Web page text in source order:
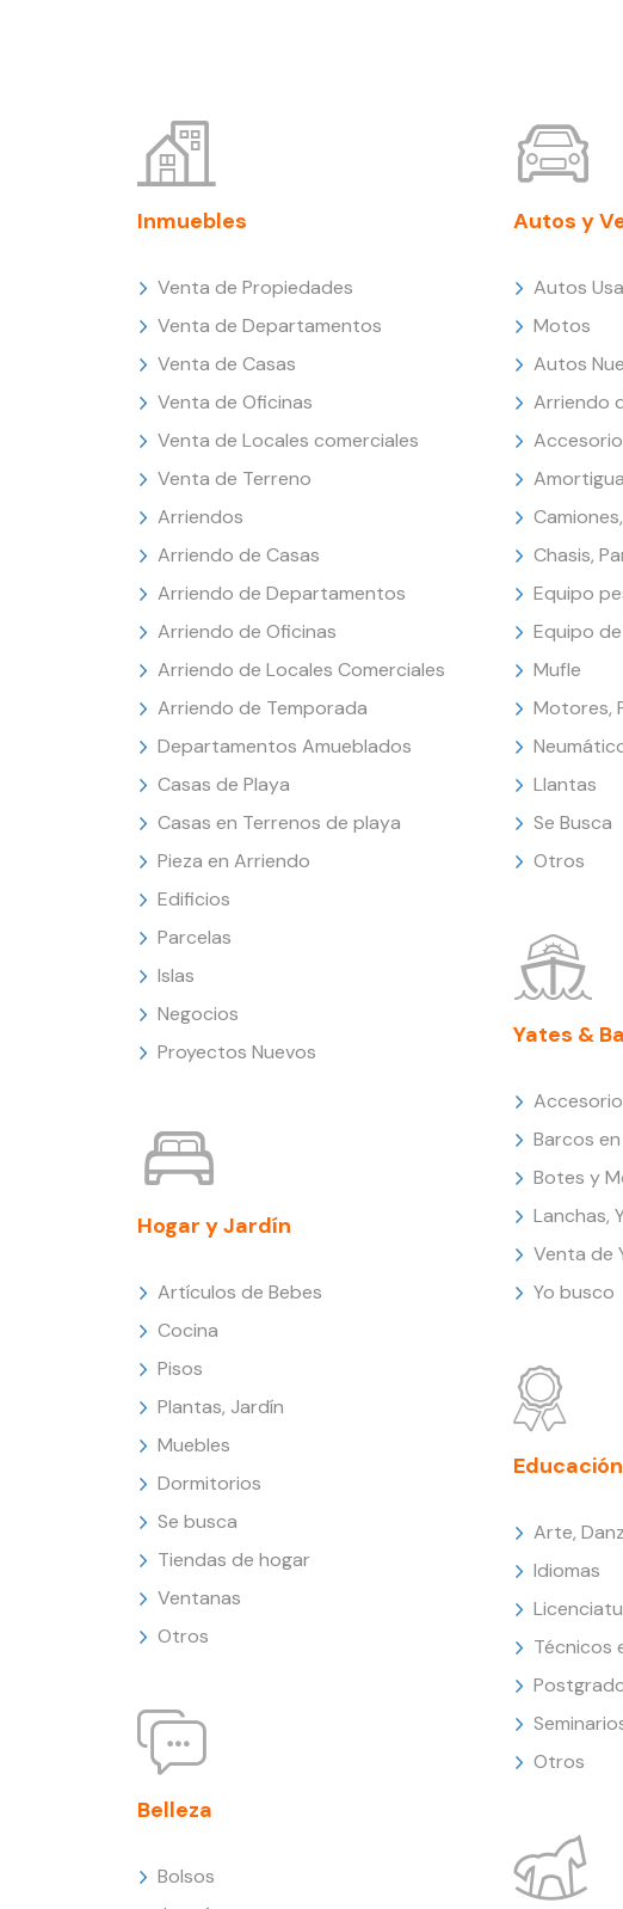
Inmuebles
Venta de Propiedades
Venta de Departamentos
Venta de Casas
Venta de Oficinas
Venta de Locales comerciales
Venta de Terreno
Arriendos
Arriendo de Casas
Arriendo de Departamentos
Arriendo de Oficinas
Arriendo de Locales Comerciales
Arriendo de Temporada
Departamentos Amueblados
Casas de Playa
Casas en Terrenos de playa
Pieza en Arriendo
Edificios
Parcelas
Islas
Negocios
Proyectos Nuevos
Hogar y Jardín
Artículos de Bebes
Cocina
Pisos
Plantas, Jardín
Muebles
Dormitorios
Se busca
Tiendas de hogar
Ventanas
Otros
Belleza
Bolsos
Autos y
Autos
Motos
Autos
Arriendo
Chasis,
Equipo
Equipo
Mufle
Motores,
Llantas
Se Busca
Otros
Yates &
Barcos
Botes y
Lanchas,
Venta de
Yo busco
Educación
Arte,
Idiomas
Técnicos
Otros